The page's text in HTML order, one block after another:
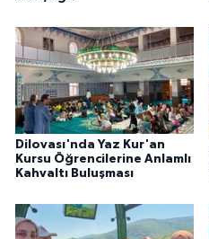
Dilovası'nda Yaz Kur'an
Kursu Öğrencilerine Anlamlı
Kahvaltı Buluşması